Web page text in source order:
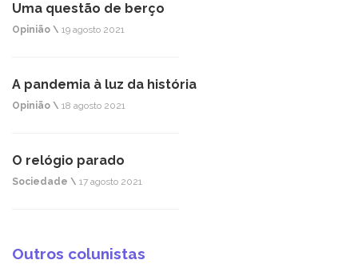
Uma questão de berço
Opinião \ 19 agosto 2021
A pandemia à luz da história
Opinião \ 18 agosto 2021
O relógio parado
Sociedade \ 17 agosto 2021
Outros colunistas